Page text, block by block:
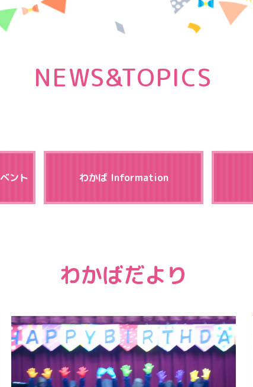
NEWS&TOPICS
ント わかば Information
わかばだより